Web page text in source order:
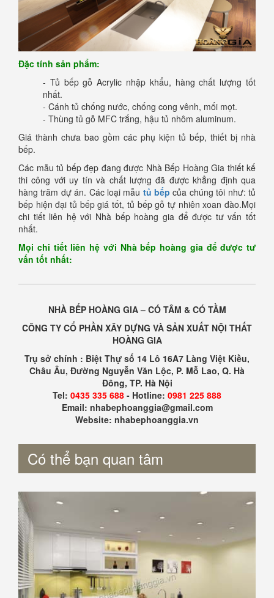
Đặc tính sản phẩm:
- Tủ bếp gỗ Acrylic nhập khẩu, hàng chất lượng tốt
nhất.
- Cánh tủ chống nước, chống cong vênh, mối mọt.
- Thùng tủ gỗ MFC trắng, hậu tủ nhôm aluminum.
Giá thành chưa bao gồm các phụ kiện tủ bếp, thiết bị nhà
bếp.
Các mẫu tủ bếp đẹp đang được Nhà Bếp Hoàng Gia thiết kế
thi công với uy tín và chất lượng đã được khẳng định qua
hàng trăm dự án. Các loại mẫu tủ bếp của chúng tôi như: tủ
bếp hiện đại tủ bếp giá tốt, tủ bếp gỗ tự nhiên xoan đào.Mọi
chi tiết liên hệ với Nhà bếp hoàng gia để được tư vấn tốt
nhất.
Mọi chi tiết liên hệ với Nhà bếp hoàng gia để được tư
vấn tốt nhất:
NHÀ BẾP HOÀNG GIA – CÓ TÂM & CÓ TẦM
CÔNG TY CỔ PHẦN XÂY DỰNG VÀ SẢN XUẤT NỘI THẤT
HOÀNG GIA
Trụ sở chính : Biệt Thự số 14 Lô 16A7 Làng Việt Kiều,
Châu Âu, Đường Nguyễn Văn Lộc, P. Mỗ Lao, Q. Hà
Đông, TP. Hà Nội
Tel: 0435 335 688 - Hotline: 0981 225 888
Email: nhabephoanggia@gmail.com
Website: nhabephoanggia.vn
Có thể bạn quan tâm